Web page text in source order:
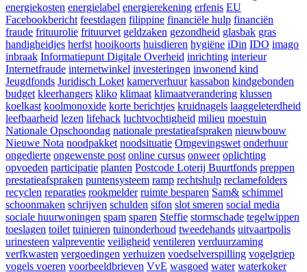
energiekosten energielabel energierekening erfenis EU
Facebookbericht feestdagen filippine financiële hulp financiën
fraude frituurolie frituurvet geldzaken gezondheid glasbak gras
handigheidjes herfst hooikoorts huisdieren hygiëne iDin IDO imago
inbraak Informatiepunt Digitale Overheid inrichting interieur
Internetfraude internetwinkel investeringen inwonend kind
Jeugdfonds Juridisch Loket kamerverhuur kassabon kindgebonden
budget kleerhangers kliko klimaat klimaatverandering klussen
koelkast koolmonoxide korte berichtjes kruidnagels laaggeleterdheid
leefbaarheid lezen lifehack luchtvochtigheid milieu moestuin
Nationale Opschoondag nationale prestatieafspraken nieuwbouw
Nieuwe Nota noodpakket noodsituatie Omgevingswet onderhuur
ongedierte ongewenste post online cursus onweer oplichting
opvoeden participatie planten Postcode Loterij Buurtfonds preppen
prestatieafspraken puntensysteem ramp rechtshulp reclamefolders
recyclen reparaties rookmelder ruimte besparen Sam& schimmel
schoonmaken schrijven schulden sifon slot smeren social media
sociale huurwoningen spam sparen Steffie stormschade tegelwippen
toeslagen toilet tuinieren tuinonderhoud tweedehands uitvaartpolis
urinesteen valpreventie veiligheid ventileren verduurzaming
verfkwasten vergoedingen verhuizen voedselverspilling vogelgriep
vogels voeren voorbeeldbrieven VvE wasgoed water waterkoker